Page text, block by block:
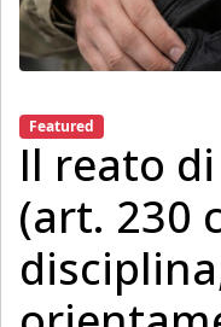
Featured
Il reato
(art. 230